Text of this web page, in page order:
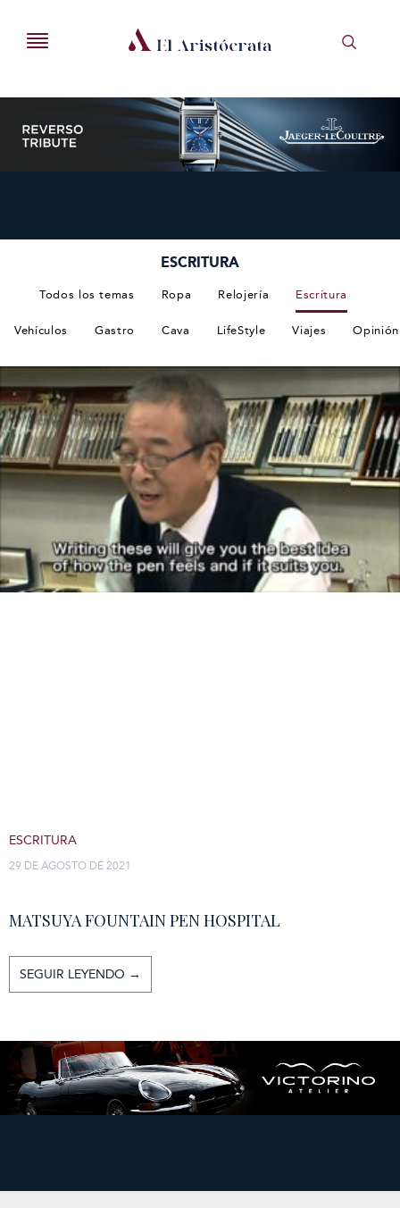
ESCRITURA
Todos los temas Ropa Relojería Escritura
Vehículos Gastro Cava LifeStyle Viajes Opinión
MATSUYA FOUNTAIN PEN HOSPITAL
29 DE AGOSTO DE 2021
ESCRITURA
SEGUIR LEYENDO →